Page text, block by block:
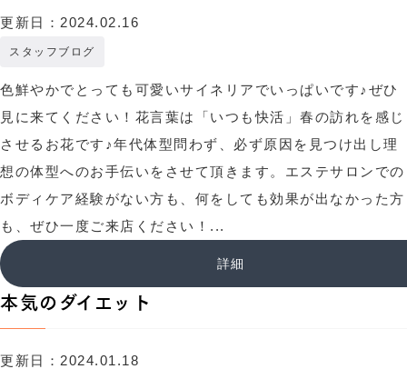
更新日：2024.02.16
スタッフブログ
色鮮やかでとっても可愛いサイネリアでいっぱいです♪ぜひ
見に来てください！花言葉は「いつも快活」春の訪れを感じ
させるお花です♪年代体型問わず、必ず原因を見つけ出し理
想の体型へのお手伝いをさせて頂きます。エステサロンでの
ボディケア経験がない方も、何をしても効果が出なかった方
も、ぜひ一度ご来店ください！...
詳細
本気のダイエット
更新日：2024.01.18